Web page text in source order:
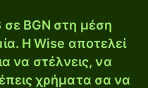
BGN στη μέση
Η Wise αποτελεί
να στέλνεις, να
χρήματα σα να